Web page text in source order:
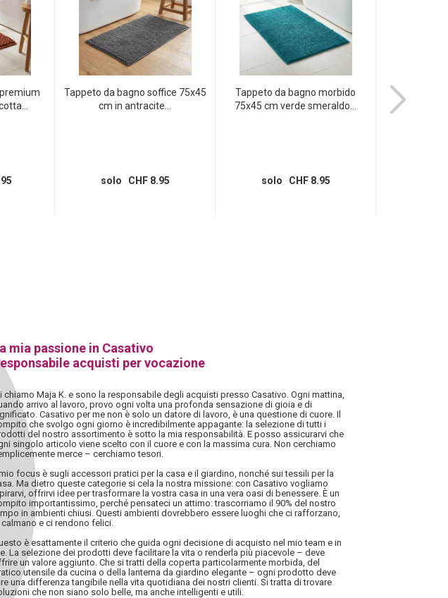
Tappeto da bagno soffice 75x45
cm in antracite...
solo CHF 8.95
Tappeto da bagno morbido
75x45 cm verde smeraldo...
solo CHF 8.95
Elegante
mia passione in Casativo
acquisti per vocazione
chiamo Maja K. e sono la responsabile degli acquisti presso Casativo. Ogni mattina,
arrivo al lavoro, provo ogni volta una profonda sensazione di gioia e di
Casativo per me non è solo un datore di lavoro, è una questione di cuore. Il
che svolgo ogni giorno è incredibilmente appagante: la selezione di tutti i
del nostro assortimento è sotto la mia responsabilità. E posso assicurarvi che
singolo articolo viene scelto con il cuore e con la massima cura. Non cerchiamo
merce – cerchiamo tesori.
focus è sugli accessori pratici per la casa e il giardino, nonché sui tessili per la
Ma dietro queste categorie si cela la nostra missione: con Casativo vogliamo
offrirvi idee per trasformare la vostra casa in una vera oasi di benessere. È un
importantissimo, perché pensateci un attimo: trascorriamo il 90% del nostro
in ambienti chiusi. Questi ambienti dovrebbero essere luoghi che ci rafforzano,
e ci rendono felici.
è esattamente il criterio che guida ogni decisione di acquisto nel mio team e in
La selezione dei prodotti deve facilitare la vita o renderla più piacevole – deve
un valore aggiunto. Che si tratti della coperta particolarmente morbida, del
utensile da cucina o della lanterna da giardino elegante – ogni prodotto deve
una differenza tangibile nella vita quotidiana dei nostri clienti. Si tratta di trovare
che non siano solo belle, ma anche intelligenti e utili.